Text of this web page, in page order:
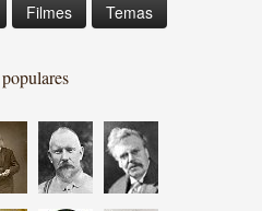
Filmes Temas